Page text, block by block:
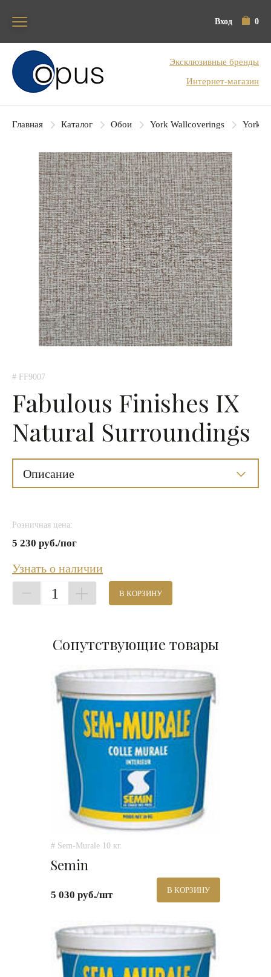
Вход 0
Блок поиска
Эксклюзивные бренды
Интернет-магазин
Главная Каталог Обои York Wallcoverings York
# FF9007
Fabulous Finishes IX
Natural Surroundings
Описание
Розничная цена:
5 230 руб./пог
Узнать о наличии
1 В КОРЗИНУ
Сопутствующие товары
# Sem-Murale 10 кг.
Semin
5 030 руб./шт В КОРЗИНУ